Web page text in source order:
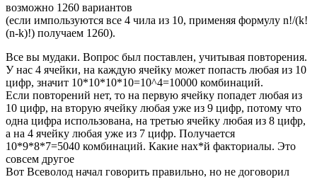
возможно 1260 вариантов
(если импользуются все 4 чила из 10, применяя формулу n!/(k!
(n-k)!) получаем 1260).
Все вы мудаки. Вопрос был поставлен, учитывая повторения.
У нас 4 ячейки, на каждую ячейку может попасть любая из 10
цифр, значит 10*10*10*10=10^4=10000 комбинаций.
Если повторений нет, то на первую ячейку попадет любая из
10 цифр, на вторую ячейку любая уже из 9 цифр, потому что
одна цифра использована, на третью ячейку любая из 8 цифр,
а на 4 ячейку любая уже из 7 цифр. Получается
10*9*8*7=5040 комбинаций. Какие нах*й факториалы. Это
совсем другое
Вот Всеволод начал говорить правильно, но не договорил